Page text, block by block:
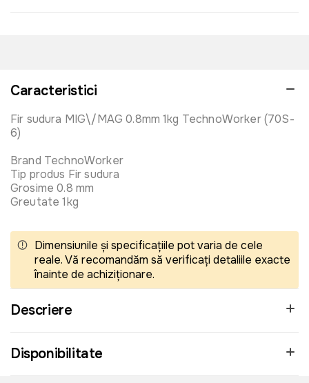
Caracteristici
Fir sudura MIG\/MAG 0.8mm 1kg TechnoWorker (70S-
6)
Brand TechnoWorker
Tip produs Fir sudura
Grosime 0.8 mm
Greutate 1kg
Dimensiunile și specificațiile pot varia de cele
reale. Vă recomandăm să verificați detaliile exacte
înainte de achiziționare.
Descriere
Disponibilitate